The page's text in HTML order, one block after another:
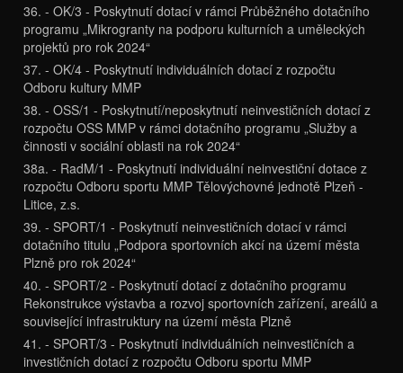
36. - OK/3 - Poskytnutí dotací v rámci Průběžného dotačního
programu „Mikrogranty na podporu kulturních a uměleckých
projektů pro rok 2024“
37. - OK/4 - Poskytnutí individuálních dotací z rozpočtu
Odboru kultury MMP
38. - OSS/1 - Poskytnutí/neposkytnutí neinvestičních dotací z
rozpočtu OSS MMP v rámci dotačního programu „Služby a
činnosti v sociální oblasti na rok 2024“
38a. - RadM/1 - Poskytnutí individuální neinvestiční dotace z
rozpočtu Odboru sportu MMP Tělovýchovné jednotě Plzeň -
Litice, z.s.
39. - SPORT/1 - Poskytnutí neinvestičních dotací v rámci
dotačního titulu „Podpora sportovních akcí na území města
Plzně pro rok 2024“
40. - SPORT/2 - Poskytnutí dotací z dotačního programu
Rekonstrukce výstavba a rozvoj sportovních zařízení, areálů a
související infrastruktury na území města Plzně
41. - SPORT/3 - Poskytnutí individuálních neinvestičních a
investičních dotací z rozpočtu Odboru sportu MMP